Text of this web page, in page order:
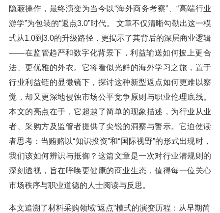
隐蔽操作，最终演变为当今以“海外商务考察”、“高端行业
游学”为包装的“返点3.0”时代。 文章不仅清晰勾勒出这一模
式从1.0到3.0的升级路径，更揭示了其背后的深层商业逻辑
——在监管趋严和数字化背景下，利益输送如何披上更合
法、更优雅的外衣。它将看似光鲜的海外学习之旅，置于
行业利益链的显微镜下，探讨这种新型返点如何更难以察
觉，却又更深地侵蚀市场公平竞争原则与职业伦理底线。
本文的亮点在于，它超越了简单的现象描述，为行业从业
者、采购方及监管者提供了尖锐的洞察与警示。它迫使读
者思考：当贿赂以“知识投资”和“国际视野”的形式出现时，
我们该如何辨识与抵御？这篇文章是一次对行业潜规则的
深刻透视，旨在呼唤更健康的商业生态，值得每一位关心
市场秩序与职业道德的人士阅读与反思。
本文追溯了材料采购领域“返点”模式的演变历程：从早期简